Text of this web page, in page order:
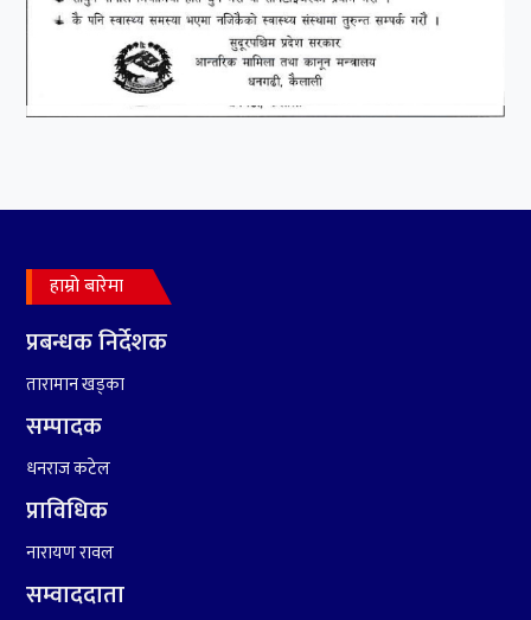
हामी पनि त उडाउछौ ।
आर्थिक बुद्धि दर ६.५ हुन सक्दैन ।
हाम्रो बारेमा
प्रबन्धक निर्देशक
तारामान खड्का
सम्पादक
धनराज कटेल
प्राविधिक
नारायण रावल
सम्वाददाता